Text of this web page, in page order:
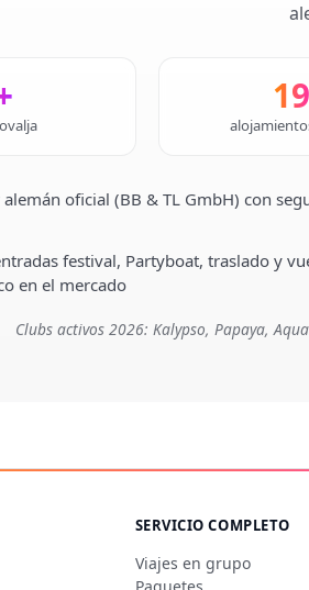
oficial (BB & TL GmbH) con
festival, Partyboat, traslado y
en el mercado
Clubs activos 2026: Kalypso, Papaya,
SERVICIO COMPLETO
Viajes en grupo